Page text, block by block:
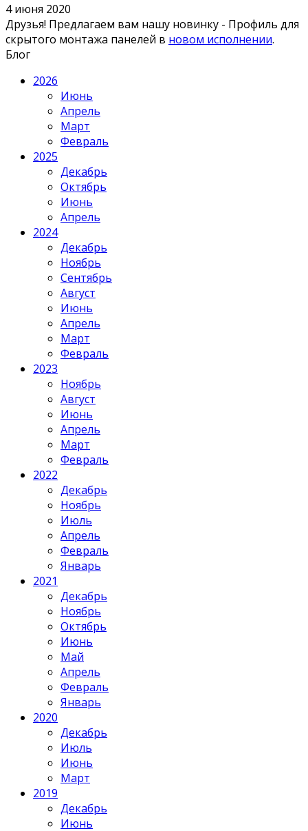
4 июня 2020
Друзья! Предлагаем вам нашу новинку - Профиль для
скрытого монтажа панелей в новом исполнении.
Блог
2026
Июнь
Апрель
Март
Февраль
2025
Декабрь
Октябрь
Июнь
Апрель
2024
Декабрь
Ноябрь
Сентябрь
Август
Июнь
Апрель
Март
Февраль
2023
Ноябрь
Август
Июнь
Апрель
Март
Февраль
2022
Декабрь
Ноябрь
Июль
Апрель
Февраль
Январь
2021
Декабрь
Ноябрь
Октябрь
Июнь
Май
Апрель
Февраль
Январь
2020
Декабрь
Июль
Июнь
Март
2019
Декабрь
Июнь